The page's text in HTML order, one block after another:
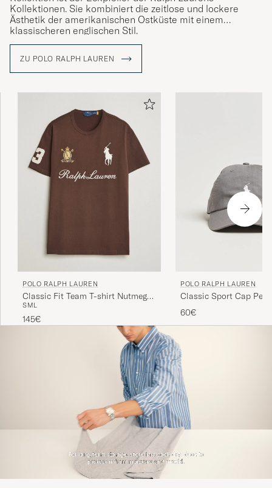
Kollektionen. Sie kombiniert die zeitlose und lockere
Ästhetik der amerikanischen Ostküste mit einem
klassischeren englischen Stil.
ZU POLO RALPH LAUREN
POLO RALPH LAUREN
Classic Fit Team T-shirt Nutmeg
Brown
SML
145€
POLO RALPH LAUREN
Classic Sport Cap
60€